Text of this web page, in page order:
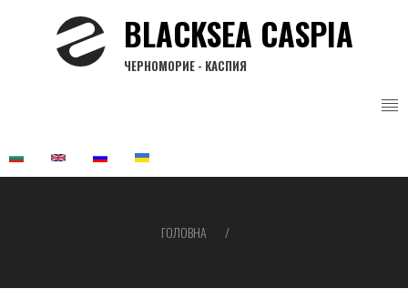
BLACKSEA CASPIA
ЧЕРНОМОРИЕ - КАСПИЯ
навіґації
ГОЛОВНА